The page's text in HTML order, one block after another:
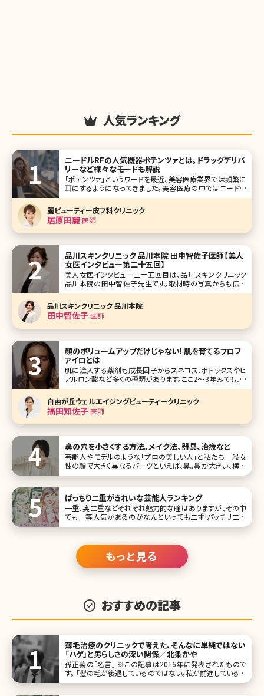
人気ランキング
ニードルRFの人気機器ポテンツァとは。ドラッグデリバ
リーなど様々なモードも解説
「ポテンツァ」というワードを最近、美容医療業界では頻繁に
耳にするようになってきました。美容医療の中ではニードル
RFといえばポテンツァというくらい有名になった機械ですが、
まだまだ新しい機械ですので、初めて耳にする方も少なくは
ないでしょう。 ニードルRFにもシルファームやモフィウスとい
った機械があ
麗ビューティー皮フ科クリニック
居原田麗医師
品川スキンクリニック 品川本院 田中智佐子医師【美人
女医インタビュー第二十五回】
美人女医インタビュー二十五回目は、品川スキンクリニック
品川本院の田中智佐子先生です。取材時の写真からも伝わ
ってきますが、とにかく明るく笑顔で、質問内容にも丁寧すぎ
るくらいに答えてくれました。 若い頃から、美容皮膚科通いを
していた筋金入りの美容マニアの一面もあり、お肌にツヤと
ハリがあります!ア
品川スキンクリニック 品川本院
田中智佐子医師
顔のボリュームアップだけじゃない! 肌を育てるプロフ
ァイロとは
肌に注入する薬剤も成長因子からスネコス、ボトックスやヒ
アルロン酸など多くの種類があります。ここ2〜3年みても、ど
んどん新しいものが出ており、プルプル注射などユニークな
ネーミングのものもあります。 エクソソームも最近人気が出
ている薬剤のひとつです。そんな薬剤もひとつひとつ特徴が
ありお悩みに合
自由が丘ウェルエイジングビューティークリニック
福田知佐子医師
鼻の穴を小さくする方法。メイク法、器具、治療など
芸能人やモデルのような「プロの美しい人」と私たち一般女
性の顔で大きく異なるパーツといえば、鼻。鼻が大きい、横に
広がっている、低い……などいろいろな悩みがあると思いま
「正面を向いたとき鼻の穴が見えるのがイヤ」「笑うと鼻が横
に広がって鼻の穴が強調さ
ぱっちり二重がきれいな芸能人ランキング
一重、奥二重などそれぞれ魅力的な瞳はありますが、その中
でも一等人気があるのがなんといっても二重!パッチリ二重
に憧れて、アイメイクをしたことがある人もいるのではないで
な芸能人をランキングTOP10にしてまとめています。 第1位
橋本環
もっと見る
おすすめの記事
薄毛治療のクリニックで考えた、そんなに単純ではない
「ハゲ」と男らしさの深い関係／北条かや
孫正義の「名言」 ※この記事は2016年に発表されたもので
す。 「髪の毛が後退しているのではない。私が前進しているの
である。」――言わずと知れた、孫正義氏の名言ツイートだ（2013